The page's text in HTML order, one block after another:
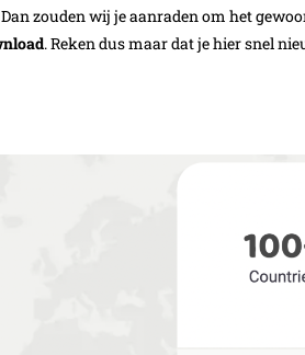
zouden wij je aanraden om het
. Reken dus maar dat je hier snel